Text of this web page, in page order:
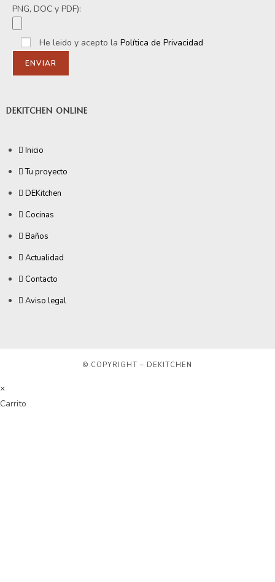
PNG, DOC y PDF):
He leido y acepto la Política de Privacidad
DEKITCHEN ONLINE
Inicio
Tu proyecto
DEKitchen
Cocinas
Baños
Actualidad
Contacto
Aviso legal
© COPYRIGHT – DEKITCHEN
×
Carrito